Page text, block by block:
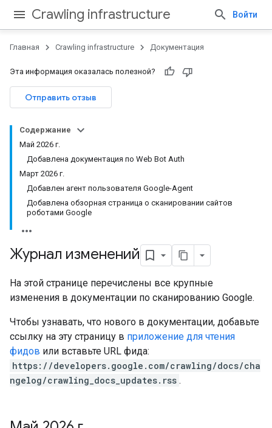
Crawling infrastructure Войти
Главная Crawling infrastructure Документация
Эта информация оказалась полезной?
Отправить отзыв
Содержание
Май 2026 г.
Добавлена документация по Web Bot Auth
Март 2026 г.
Добавлен агент пользователя Google-Agent
Добавлена обзорная страница о сканировании сайтов
роботами Google
Журнал изменений
На этой странице перечислены все крупные
изменения в документации по сканированию Google.
Чтобы узнавать, что нового в документации, добавьте
ссылку на эту страницу в приложение для чтения
фидов или вставьте URL фида:
https://developers.google.com/crawling/docs/cha
ngelog/crawling_docs_updates.rss .